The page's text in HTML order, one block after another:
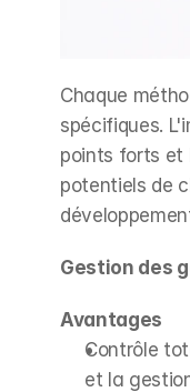
Chaque
spécifiques.
points forts et
potentiels de
Gestion des
Avantages
Contrôle
et la